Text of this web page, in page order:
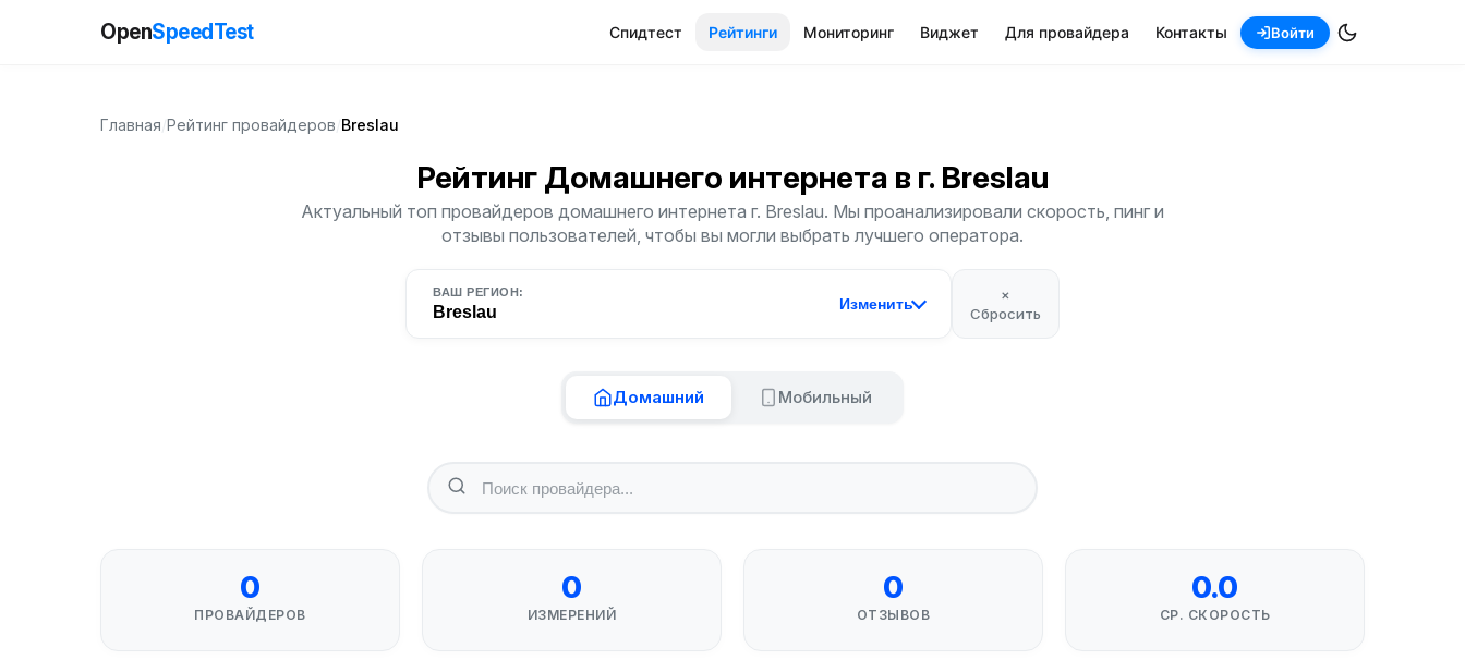
OpenSpeedTest Спидтест Рейтинги Мониторинг Виджет Для провайдера Контакты Войти
Главная Рейтинг провайдеров Breslau
Рейтинг Домашнего интернета в г. Breslau
Актуальный топ провайдеров домашнего интернета г. Breslau. Мы проанализировали скорость, пинг и
отзывы пользователей, чтобы вы могли выбрать лучшего оператора.
ВАШ РЕГИОН:
Breslau Изменить
×
Сбросить
Домашний Мобильный
0
ПРОВАЙДЕРОВ
0
ИЗМЕРЕНИЙ
0
ОТЗЫВОВ
0.0
СР. СКОРОСТЬ